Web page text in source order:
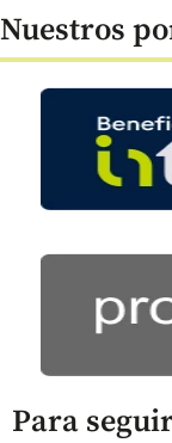
Nuestros
Para